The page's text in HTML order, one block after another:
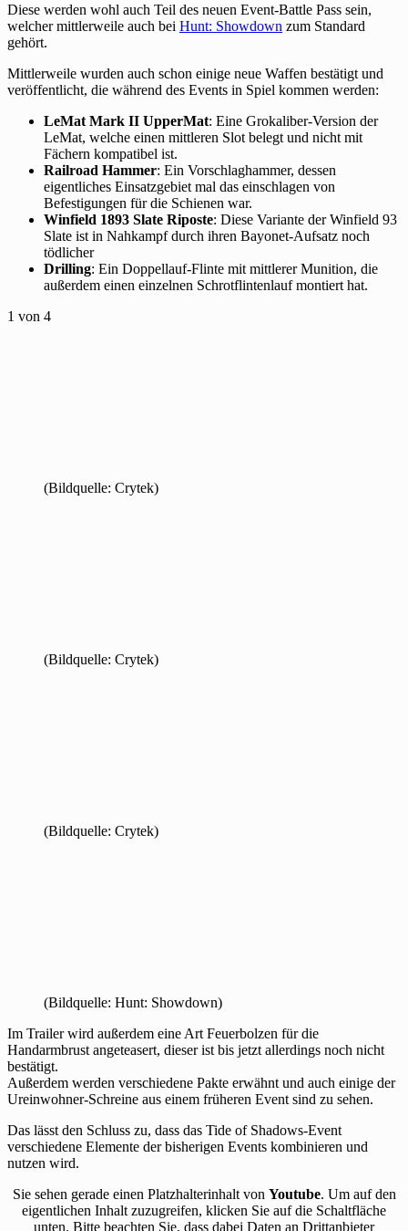
Diese werden wohl auch Teil des neuen Event-Battle Pass sein,
welcher mittlerweile auch bei Hunt: Showdown zum Standard
gehört.
Mittlerweile wurden auch schon einige neue Waffen bestätigt und
veröffentlicht, die während des Events in Spiel kommen werden:
LeMat Mark II UpperMat: Eine Grokaliber-Version der
LeMat, welche einen mittleren Slot belegt und nicht mit
Fächern kompatibel ist.
Railroad Hammer: Ein Vorschlaghammer, dessen
eigentliches Einsatzgebiet mal das einschlagen von
Befestigungen für die Schienen war.
Winfield 1893 Slate Riposte: Diese Variante der Winfield 93
Slate ist in Nahkampf durch ihren Bayonet-Aufsatz noch
tödlicher
Drilling: Ein Doppellauf-Flinte mit mittlerer Munition, die
außerdem einen einzelnen Schrotflintenlauf montiert hat.
1 von 4
(Bildquelle: Crytek)
(Bildquelle: Crytek)
(Bildquelle: Crytek)
(Bildquelle: Hunt: Showdown)
Im Trailer wird außerdem eine Art Feuerbolzen für die
Handarmbrust angeteasert, dieser ist bis jetzt allerdings noch nicht
bestätigt.
Außerdem werden verschiedene Pakte erwähnt und auch einige der
Ureinwohner-Schreine aus einem früheren Event sind zu sehen.
Das lässt den Schluss zu, dass das Tide of Shadows-Event
verschiedene Elemente der bisherigen Events kombinieren und
nutzen wird.
Sie sehen gerade einen Platzhalterinhalt von Youtube. Um auf den
eigentlichen Inhalt zuzugreifen, klicken Sie auf die Schaltfläche
unten. Bitte beachten Sie, dass dabei Daten an Drittanbieter